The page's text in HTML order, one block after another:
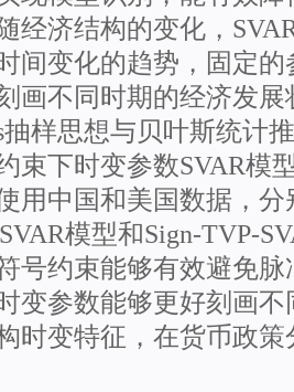
经济结构的变化，
间变化的趋势，固定
画不同时期的经济发
抽样思想与贝叶斯统计
束下时变参数SVAR模
用中国和美国数据，分
模型和Sign-TVP-
号约束能够有效避免
变参数能够更好刻画
时变特征，在货币政